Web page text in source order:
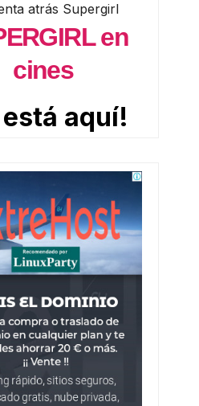
en
cines
está aquí!